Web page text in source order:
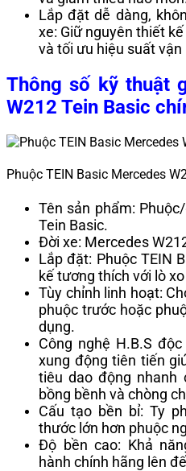
Lắp đặt dễ dàng,
xe: Giữ nguyên thiết
và tối ưu hiệu suất vận
Thông số kỹ thuật
W212 Tein Basic
Phuộc TEIN Basic Mercedes
Tên sản phẩm:
Tein Basic.
Đời xe: Mercedes
Lắp đặt: Phuộc TEIN
kế tương thích với lò
Tùy chỉnh linh hoạt:
phuộc trước hoặc
dụng.
Công nghệ H.B.S
xung động tiên tiến
tiêu dao động nhanh
bồng bềnh và chòng
Cấu tạo bền bỉ: Ty
thước lớn hơn phuộc
Độ bền cao: Khả
hành chính hãng lên